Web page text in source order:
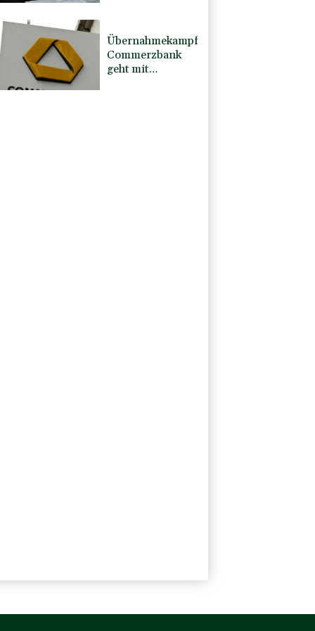
Übernahmekampf:
Commerzbank
geht mit